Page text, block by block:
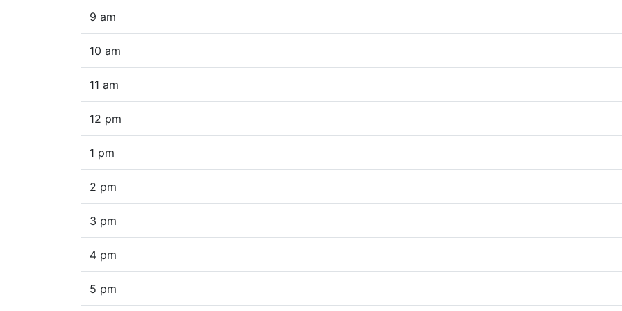
9 am
10 am
11 am
12 pm
1 pm
2 pm
3 pm
4 pm
5 pm